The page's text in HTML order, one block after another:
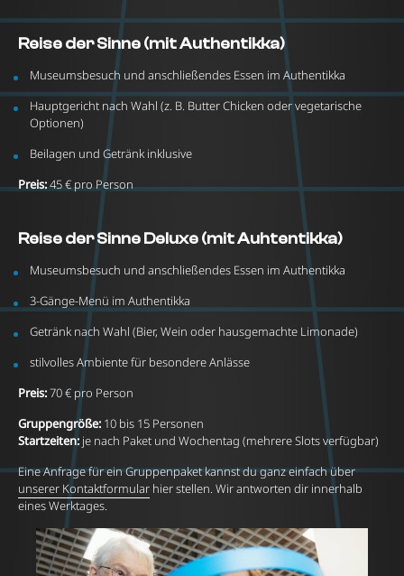
Reise der Sinne (mit Authentikka)
Museumsbesuch und anschließendes Essen im Authentikka
Hauptgericht nach Wahl (z. B. Butter Chicken oder vegetarische
Optionen)
Beilagen und Getränk inklusive
Preis:45 € pro Person
Reise der Sinne Deluxe (mit Auhtentikka)
Museumsbesuch und anschließendes Essen im Authentikka
3-Gänge-Menü im Authentikka
Getränk nach Wahl (Bier, Wein oder hausgemachte Limonade)
stilvolles Ambiente für besondere Anlässe
Preis:70 € pro Person
Gruppengröße: 10 bis 15 Personen
Startzeiten: je nach Paket und Wochentag (mehrere Slots verfügbar)
Eine Anfrage für ein Gruppenpaket kannst du ganz einfach über
unserer Kontaktformular hier stellen. Wir antworten dir innerhalb
eines Werktages.